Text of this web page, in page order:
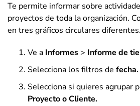
Te permite informar sobre
proyectos de toda la organización.
en tres gráficos circulares diferentes.
Ve a Informes > Informe de
Selecciona los filtros de fecha.
Selecciona si quieres agrupar
Proyecto o Cliente.